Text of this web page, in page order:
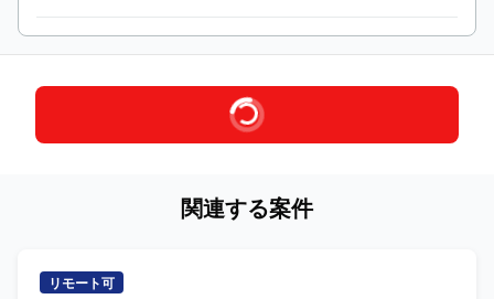
関連する案件
リモート可